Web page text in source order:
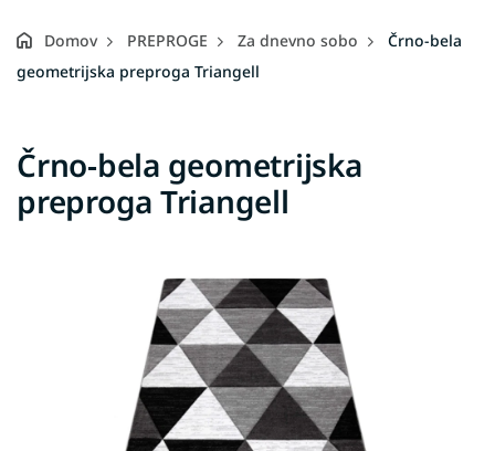
Domov PREPROGE Za dnevno sobo
Črno-bela
geometrijska preproga Triangell
Črno-bela geometrijska
preproga Triangell